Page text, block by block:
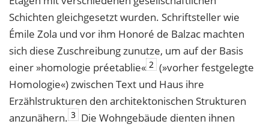
Schichten gleichgesetzt wurden. Schriftsteller wie
Émile Zola und vor ihm Honoré de Balzac machten
sich diese Zuschreibung zunutze, um auf der Basis
einer »homologie préetablie« 2 (»vorher festgelegte
Homologie«) zwischen Text und Haus ihre
Erzählstrukturen den architektonischen Strukturen
anzunähern. 3 Die Wohngebäude dienten ihnen